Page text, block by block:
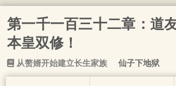
第一千一百三十二章：道
本皇双修！
从赘婿开始建立长生家族 仙子下地狱